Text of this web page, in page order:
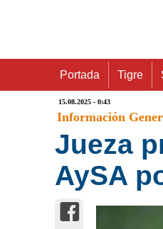
Portada Tigre
15.08.2025 - 0:43
Información
Jueza
AySA